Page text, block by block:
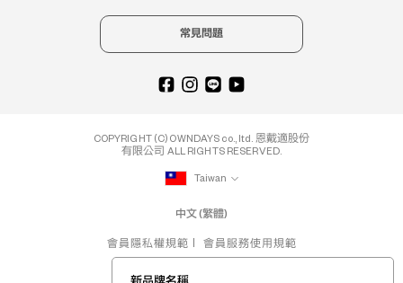
常見問題
COPYRIGHT (C) OWNDAYS co., ltd. 恩戴適股份
有限公司 ALL RIGHTS RESERVED.
Taiwan
中文 (繁體)
會員隱私權規範 會員服務使用規範